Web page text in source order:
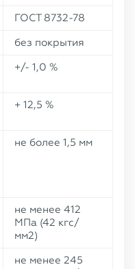
ГОСТ 8732-78
без покрытия
+/- 1,0 %
+ 12,5 %
не более 1,5 мм
не менее 412
МПа (42 кгс/
мм2)
не менее 245